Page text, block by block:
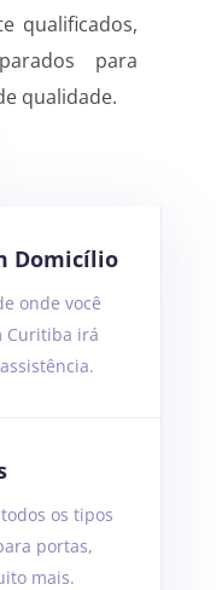
qualificados,
para
qualidade.
Domicílio
onde você
Curitiba irá
os tipos
portas,
mais.